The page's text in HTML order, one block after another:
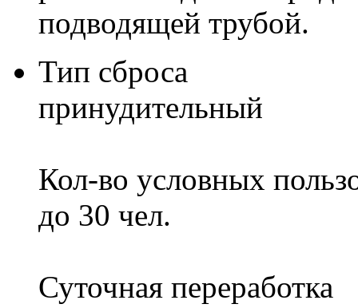
подводящей трубой.
Тип сброса
принудительный
Кол-во условных
до 30 чел.
Суточная переработка